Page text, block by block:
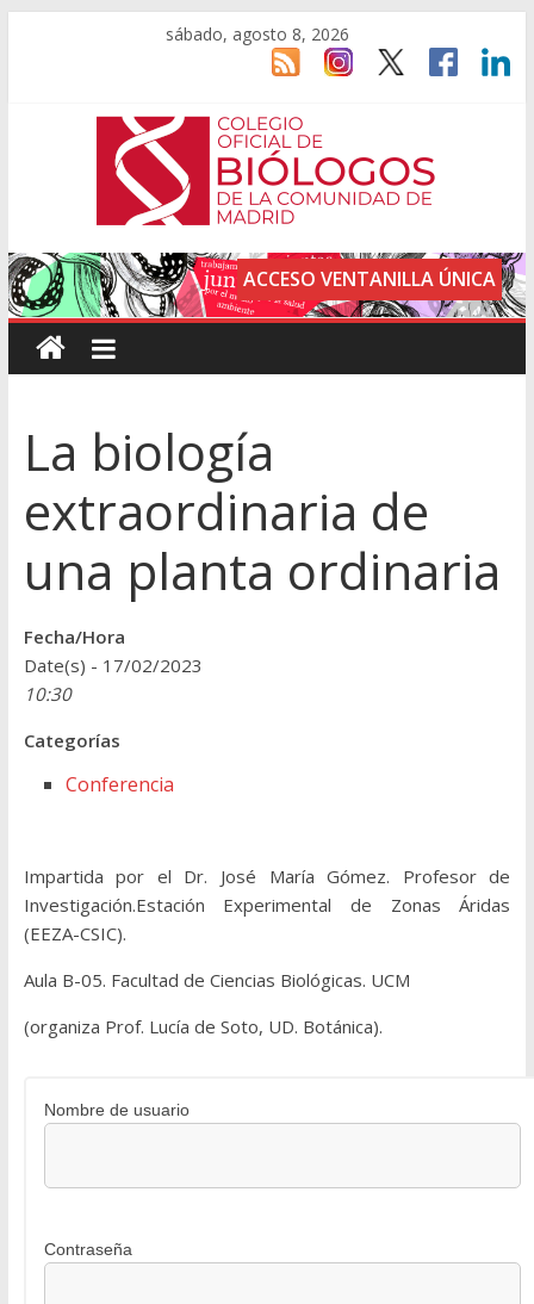
sábado, agosto 8, 2026
ACCESO VENTANILLA ÚNICA
La biología
extraordinaria de
una planta ordinaria
Fecha/Hora
Date(s) - 17/02/2023
10:30
Categorías
Conferencia
Impartida por el Dr. José María Gómez. Profesor de
Investigación.Estación Experimental de Zonas Áridas
(EEZA-CSIC).
Aula B-05. Facultad de Ciencias Biológicas. UCM
(organiza Prof. Lucía de Soto, UD. Botánica).
Nombre de usuario
Contraseña